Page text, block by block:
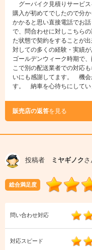
グーバイク見積りサービ
購入が初めてでしたので分
かかると思い直接電話でお
で、問合わせに対しこちら
た状態で契約をすることが
対しての多くの経験・実績
ゴールデンウィーク時期で
こで別の配送業者での対応
いにも感謝してます。 機会
す。 納車を心待ちにしてい
販売店の返答を見る
投稿者 ミヤギノクさ
総合満足度
問い合わせ対応
対応スピード